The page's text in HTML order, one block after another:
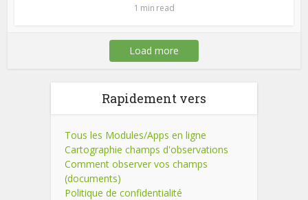
1 min read
Load more
Rapidement vers
Tous les Modules/Apps en ligne
Cartographie champs d'observations
Comment observer vos champs
(documents)
Politique de confidentialité